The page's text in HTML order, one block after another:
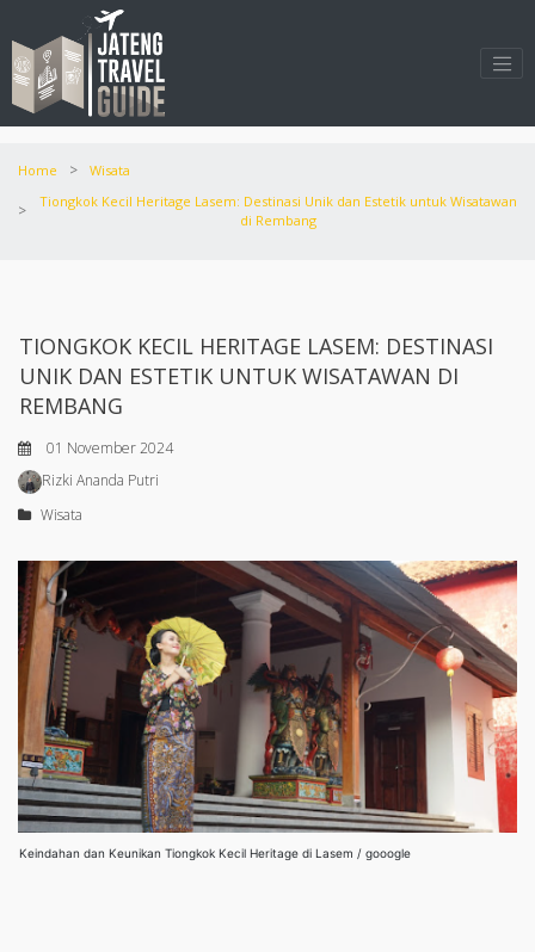
Home > Wisata
>
Tiongkok Kecil Heritage Lasem: Destinasi Unik dan Estetik untuk Wisatawan
di Rembang
TIONGKOK KECIL HERITAGE LASEM: DESTINASI
UNIK DAN ESTETIK UNTUK WISATAWAN DI
REMBANG
01 November 2024
Rizki Ananda Putri
Wisata
Keindahan dan Keunikan Tiongkok Kecil Heritage di Lasem / gooogle